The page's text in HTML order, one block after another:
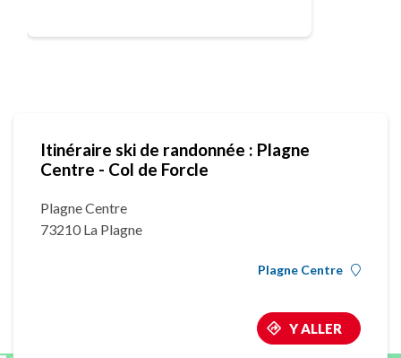
Itinéraire ski de randonnée : Plagne
Centre - Col de Forcle
Plagne Centre
73210 La Plagne
Plagne Centre
Y ALLER